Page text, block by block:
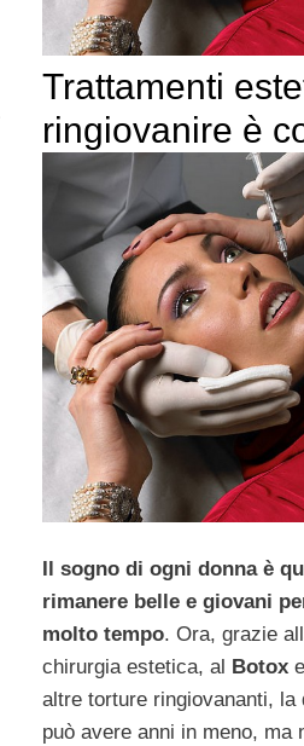
Trattamenti
ringiovanire è
Il sogno di ogni donna è
rimanere belle e giovani
molto tempo. Ora, grazie
chirurgia estetica, al Botox
altre torture ringiovananti, la
può avere anni in meno, ma